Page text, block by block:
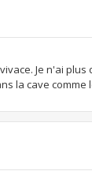
Je n'ai plus
la cave comme